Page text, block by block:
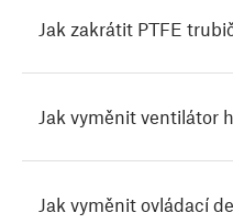
Jak zakrátit PTFE
Jak vyměnit ventilátor
Jak vyměnit ovládací